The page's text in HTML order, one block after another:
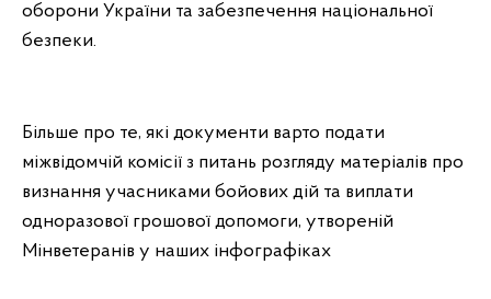
оборони України та забезпечення національної
безпеки.
Більше про те, які документи варто подати
міжвідомчій комісії з питань розгляду матеріалів про
визнання учасниками бойових дій та виплати
одноразової грошової допомоги, утвореній
Мінветеранів у наших інфографіках